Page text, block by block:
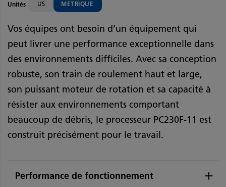
Unités US MÉTRIQUE
Vos équipes ont besoin d’un équipement qui
peut livrer une performance exceptionnelle dans
des environnements difficiles. Avec sa conception
robuste, son train de roulement haut et large,
son puissant moteur de rotation et sa capacité à
résister aux environnements comportant
beaucoup de débris, le processeur PC230F-11 est
construit précisément pour le travail.
Performance de fonctionnement